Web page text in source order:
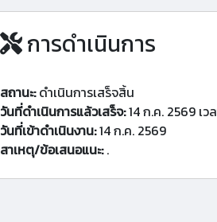
การดำเนินการ
สถานะ:ดำเนินการเสร็จสิ้น
วันที่ดำเนินการแล้วเสร็จ:14 ก.ค. 2569 เว
วันที่เข้าดำเนินงาน:14 ก.ค. 2569
สาเหตุ/ข้อเสนอแนะ:.